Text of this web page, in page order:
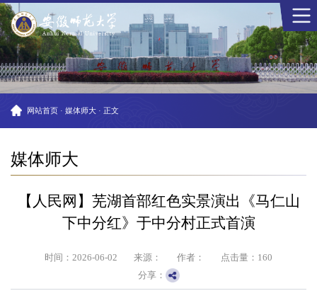
网站首页 · 媒体师大 · 正文
媒体师大
【人民网】芜湖首部红色实景演出《马仁山
下中分红》于中分村正式首演
时间：2026-06-02 来源： 作者： 点击量： 160
分享：